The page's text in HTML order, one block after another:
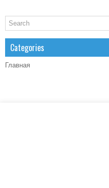
Categories
Главная